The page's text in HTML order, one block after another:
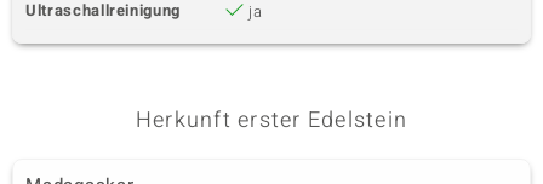
Ultraschallreinigung
ja
Herkunft erster Edelstein